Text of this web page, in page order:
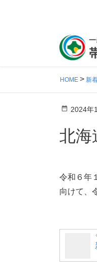
HOME 新
2024年
北海
令和６年
向けて、